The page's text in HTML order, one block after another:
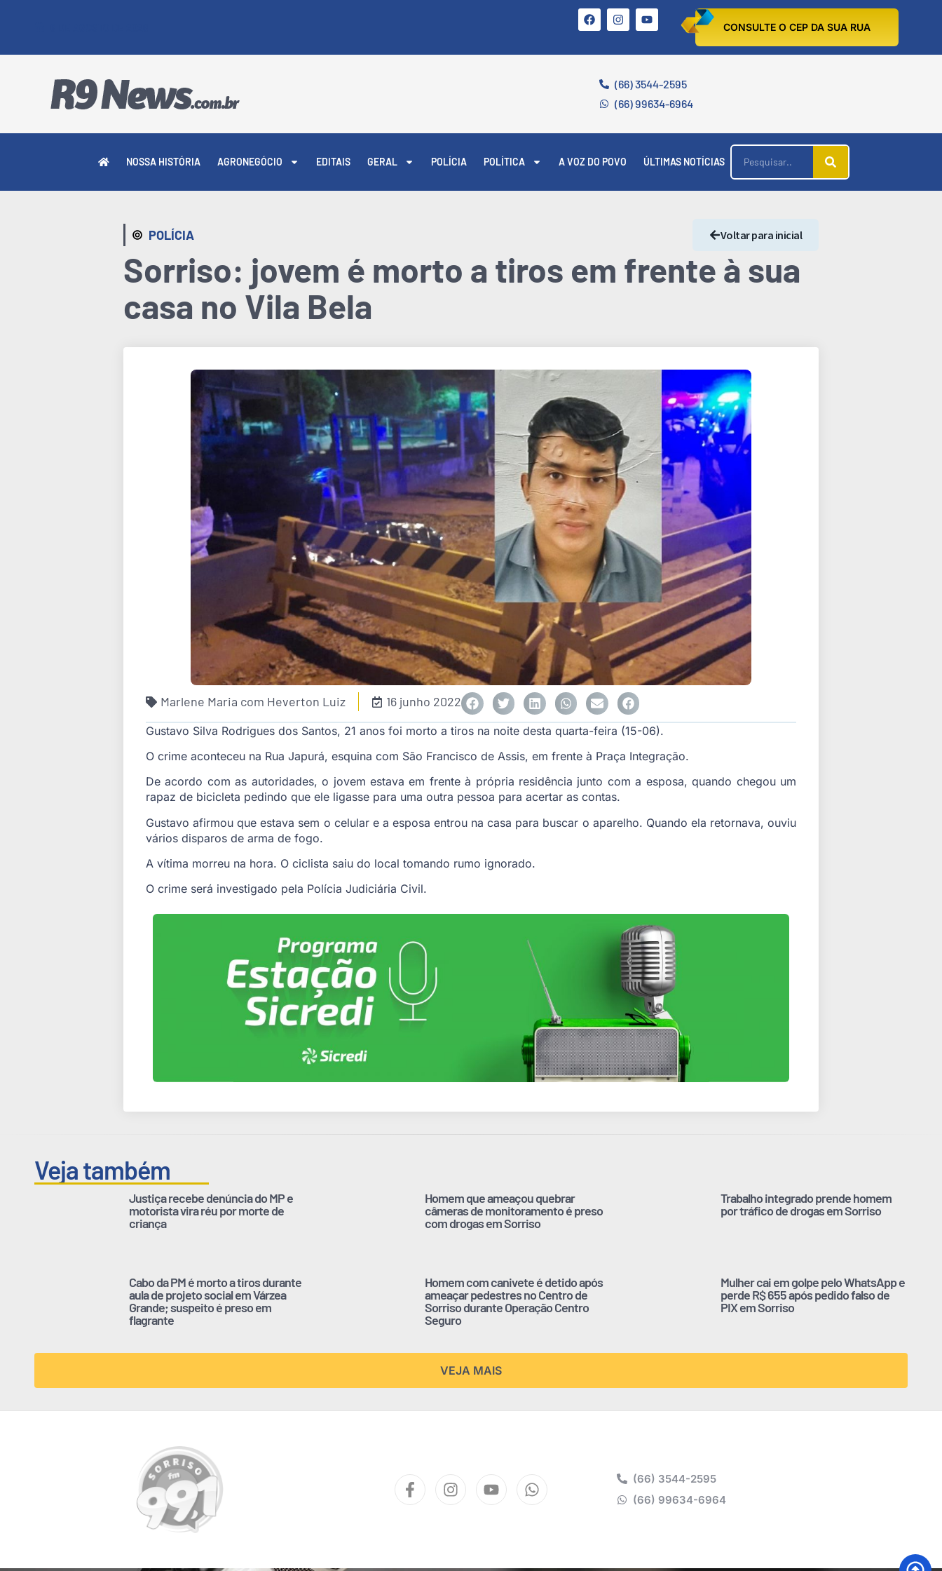
CONSULTE O CEP DA SUA RUA
(66) 3544-2595
(66) 99634-6964
NOSSA HISTÓRIA AGRONEGÓCIO EDITAIS GERAL POLÍCIA POLÍTICA A VOZ DO POVO ÚLTIMAS NOTÍCIAS
POLÍCIA Voltar para inicial
Sorriso: jovem é morto a tiros em frente à sua
casa no Vila Bela
Marlene Maria com Heverton Luiz 16 junho 2022
Gustavo Silva Rodrigues dos Santos, 21 anos foi morto a tiros na noite desta quarta-feira (15-06).
O crime aconteceu na Rua Japurá, esquina com São Francisco de Assis, em frente à Praça Integração.
De acordo com as autoridades, o jovem estava em frente à própria residência junto com a esposa, quando chegou um
rapaz de bicicleta pedindo que ele ligasse para uma outra pessoa para acertar as contas.
Gustavo afirmou que estava sem o celular e a esposa entrou na casa para buscar o aparelho. Quando ela retornava, ouviu
vários disparos de arma de fogo.
A vítima morreu na hora. O ciclista saiu do local tomando rumo ignorado.
O crime será investigado pela Polícia Judiciária Civil.
Veja também
Justiça recebe denúncia do MP e
motorista vira réu por morte de
criança
Homem que ameaçou quebrar
câmeras de monitoramento é preso
com drogas em Sorriso
Trabalho integrado prende homem
por tráfico de drogas em Sorriso
Cabo da PM é morto a tiros durante
aula de projeto social em Várzea
Grande; suspeito é preso em
flagrante
Homem com canivete é detido após
ameaçar pedestres no Centro de
Sorriso durante Operação Centro
Seguro
Mulher cai em golpe pelo WhatsApp e
perde R$ 655 após pedido falso de
PIX em Sorriso
VEJA MAIS
(66) 3544-2595
(66) 99634-6964